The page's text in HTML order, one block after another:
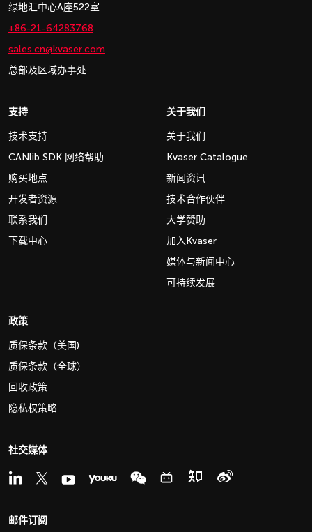
绿地汇中心A座522室
+86-21-64283768
sales.cn@kvaser.com
总部及区域办事处
支持
技术支持
CANlib SDK 网络帮助
购买地点
开发者资源
联系我们
下载中心
关于我们
关于我们
Kvaser Catalogue
新闻资讯
技术合作伙伴
大学赞助
加入Kvaser
媒体与新闻中心
可持续发展
政策
质保条款（美国)
质保条款（全球）
回收政策
隐私权策略
社交媒体
邮件订阅